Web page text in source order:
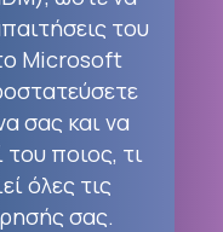
του
Microsoft
σας και να
ποιος, τι
όλες τις
σας.